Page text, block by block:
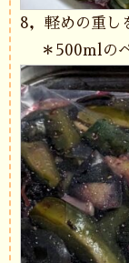
8，軽めの重し
＊500mlのペ